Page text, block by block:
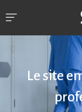
Le site